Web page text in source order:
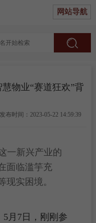
网站导航
物业“赛道狂欢”背
发布时间：2023-05-22 14:59:39
一新兴产业的
面临滥竽充
现实困境。
5月7日，刚刚参